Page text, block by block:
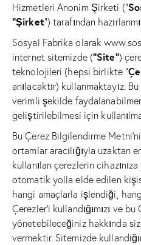
Hizmetleri Anonim Şirketi (“
“Şirket”) tarafından
Sosyal Fabrika olarak
internet sitemizde (“Site”)
teknolojileri (hepsi birlikte “
anılacaktır) kullanmaktayız.
verimli şekilde
geliştirilebilmesi için
Bu Çerez Bilgilendirme
ortamlar aracılığıyla uzaktan
kullanılan çerezlerin
otomatik yolla elde edilen
hangi amaçlarla işlendiği,
Çerezler’i kullandığımızı ve bu
yönetebileceğiniz hakkında
vermektir. Sitemizde